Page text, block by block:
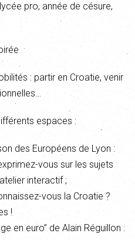
pro, année de césure,
: partir en Croatie, venir
espaces :
des Européens de Lyon :
vous sur les sujets
interactif ;
vous la Croatie ?
!
en euro” de Alain Réguillon :